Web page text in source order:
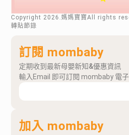
Copyright 2026 .媽媽寶寶All rights
轉貼節錄
訂閱 mombaby
定期收到最新母嬰新知&優惠資訊
輸入Email 即可訂閱 mombaby 電
加入 mombaby